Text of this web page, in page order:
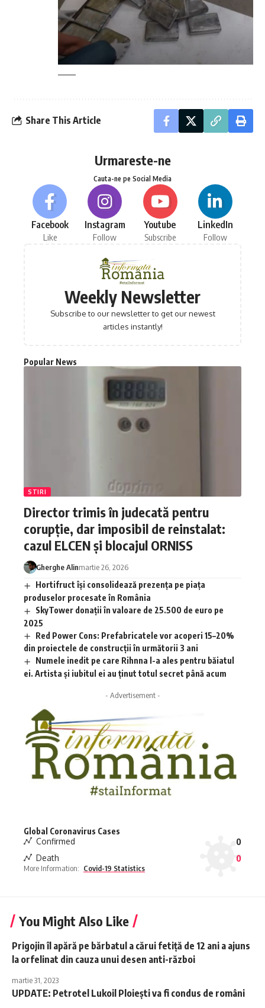
Share This Article
Urmareste-ne
Cauta-ne pe Social Media
Facebook
Like
Instagram
Follow
Youtube
Subscribe
LinkedIn
Follow
Weekly Newsletter
Subscribe to our newsletter to get our newest
articles instantly!
Popular News
STIRI
Director trimis în judecată pentru
corupție, dar imposibil de reinstalat:
cazul ELCEN și blocajul ORNISS
Gherghe Alinmartie 26, 2026
Hortifruct își consolidează prezența pe piața
produselor procesate în România
SkyTower donații în valoare de 25.500 de euro pe
2025
Red Power Cons: Prefabricatele vor acoperi 15–20%
din proiectele de construcții în următorii 3 ani
Numele inedit pe care Rihnna l-a ales pentru băiatul
ei. Artista și iubitul ei au ținut totul secret până acum
- Advertisement -
Global Coronavirus Cases
Confirmed
0
Death
0
More Information: Covid-19 Statistics
You Might Also Like
Prigojin îl apără pe bărbatul a cărui fetiță de 12 ani a ajuns
la orfelinat din cauza unui desen anti-război
martie 31, 2023
UPDATE: Petrotel Lukoil Ploieşti va fi condus de români